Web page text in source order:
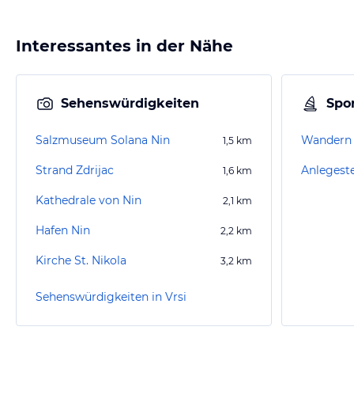
Interessantes in der Nähe
Sehenswürdigkeiten
Salzmuseum Solana Nin 1,5 km
Strand Zdrijac 1,6 km
Kathedrale von Nin 2,1 km
Hafen Nin 2,2 km
Kirche St. Nikola 3,2 km
Sehenswürdigkeiten in Vrsi